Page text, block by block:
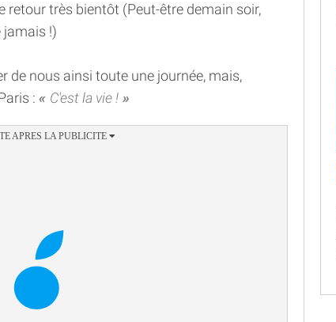
retour très bientôt (Peut-être demain soir,
jamais !)
de nous ainsi toute une journée, mais,
:
C'est la vie !